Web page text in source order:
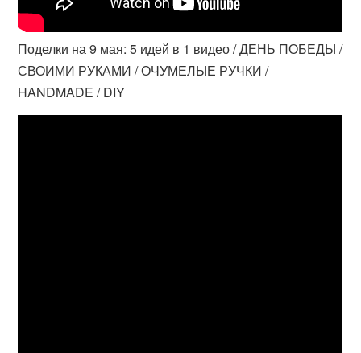
Поделки на 9 мая: 5 идей в 1 видео / ДЕНЬ ПОБЕДЫ /
СВОИМИ РУКАМИ / ОЧУМЕЛЫЕ РУЧКИ /
HANDMADE / DIY